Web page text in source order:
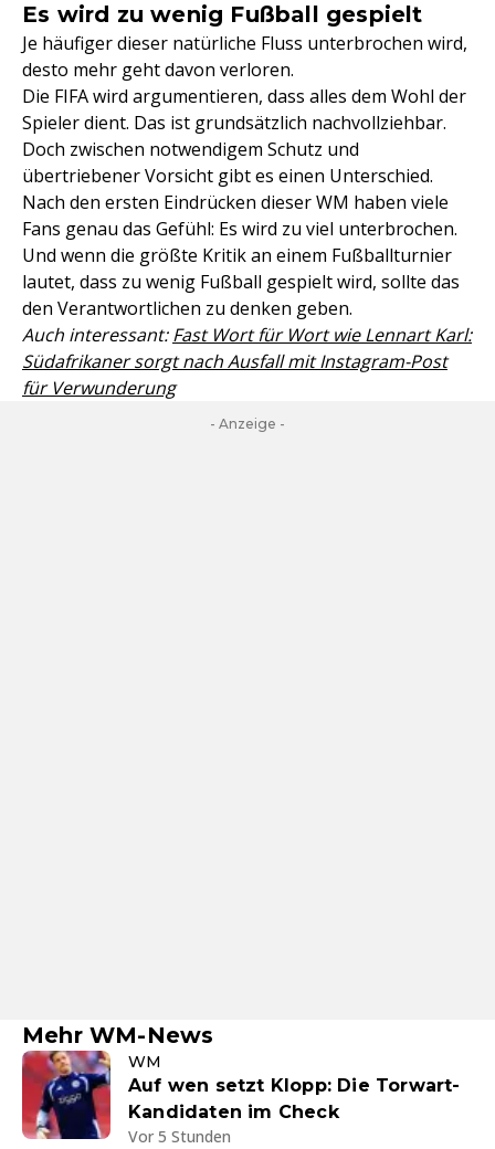
Es wird zu wenig Fußball gespielt
Je häufiger dieser natürliche Fluss unterbrochen wird,
desto mehr geht davon verloren.
Die FIFA wird argumentieren, dass alles dem Wohl der
Spieler dient. Das ist grundsätzlich nachvollziehbar.
Doch zwischen notwendigem Schutz und
übertriebener Vorsicht gibt es einen Unterschied.
Nach den ersten Eindrücken dieser WM haben viele
Fans genau das Gefühl: Es wird zu viel unterbrochen.
Und wenn die größte Kritik an einem Fußballturnier
lautet, dass zu wenig Fußball gespielt wird, sollte das
den Verantwortlichen zu denken geben.
Auch interessant:Fast Wort für Wort wie Lennart Karl:
Südafrikaner sorgt nach Ausfall mit Instagram-Post
für Verwunderung
- Anzeige -
Mehr WM-News
WM
Auf wen setzt Klopp: Die Torwart-
Kandidaten im Check
Vor 5 Stunden